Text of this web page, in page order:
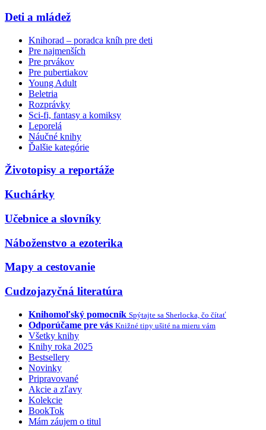
Deti a mládež
Knihorad – poradca kníh pre deti
Pre najmenších
Pre prvákov
Pre pubertiakov
Young Adult
Beletria
Rozprávky
Sci-fi, fantasy a komiksy
Leporelá
Náučné knihy
Ďalšie kategórie
Životopisy a reportáže
Kuchárky
Učebnice a slovníky
Náboženstvo a ezoterika
Mapy a cestovanie
Cudzojazyčná literatúra
Knihomoľský pomocník Spýtajte sa Sherlocka, čo čítať
Odporúčame pre vás Knižné tipy ušité na mieru vám
Všetky knihy
Knihy roka 2025
Bestsellery
Novinky
Pripravované
Akcie a zľavy
Kolekcie
BookTok
Mám záujem o titul